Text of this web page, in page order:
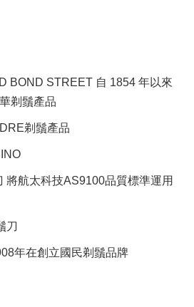
BOND STREET 自 1854 年以來
剃鬚產品
剃鬚產品
將航太科技AS9100品質標準運用
刀
年在創立國民剃鬚品牌